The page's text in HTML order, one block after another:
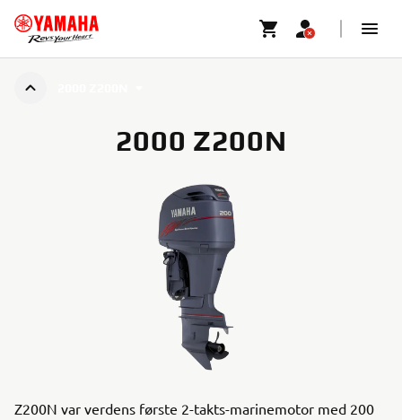
2000 Z200N
Z200N var verdens første 2-takts-marinemotor med 200